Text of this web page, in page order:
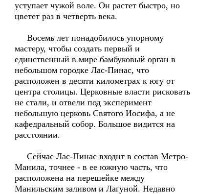
уступает чужой воле. Он растет быстро, но
цветет раз в четверть века.
Восемь лет понадобилось упорному
мастеру, чтобы создать первый и
единственный в мире бамбуковый орган в
небольшом городке Лас-Пинас, что
расположен в десяти километрах к югу от
центра столицы. Церковные власти рисковать
не стали, и отвели под эксперимент
небольшую церковь Святого Иосифа, а не
кафедральный собор. Большое видится на
расстоянии.
Сейчас Лас-Пинас входит в состав Метро-
Манила, точнее - в ее южную часть, что
расположена на перешейке между
Манильским заливом и Лагуной. Недавно